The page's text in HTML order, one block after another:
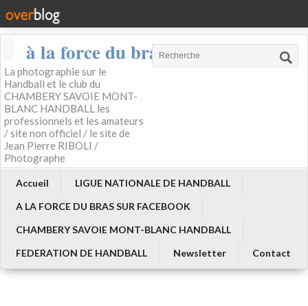
à la force du bras
La photographie sur le
Handball et le club du
CHAMBERY SAVOIE MONT-
BLANC HANDBALL les
professionnels et les amateurs
/ site non officiel / le site de
Jean Pierre RIBOLI /
Photographe
Accueil
LIGUE NATIONALE DE HANDBALL
A LA FORCE DU BRAS SUR FACEBOOK
CHAMBERY SAVOIE MONT-BLANC HANDBALL
FEDERATION DE HANDBALL
Newsletter Contact